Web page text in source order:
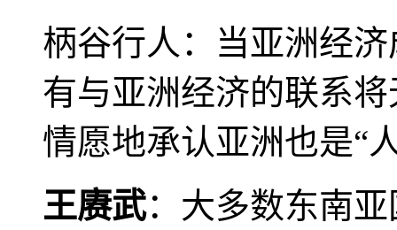
柄谷行人：当亚洲经
有与亚洲经济的联系
情愿地承认亚洲也是“
王赓武：大多数东南